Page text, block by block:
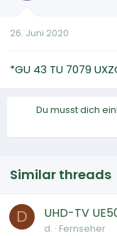
26. Juni 2020
*GU 43 TU 7079
Du musst dich
Similar threads
D UHD-TV
d. Fernseher